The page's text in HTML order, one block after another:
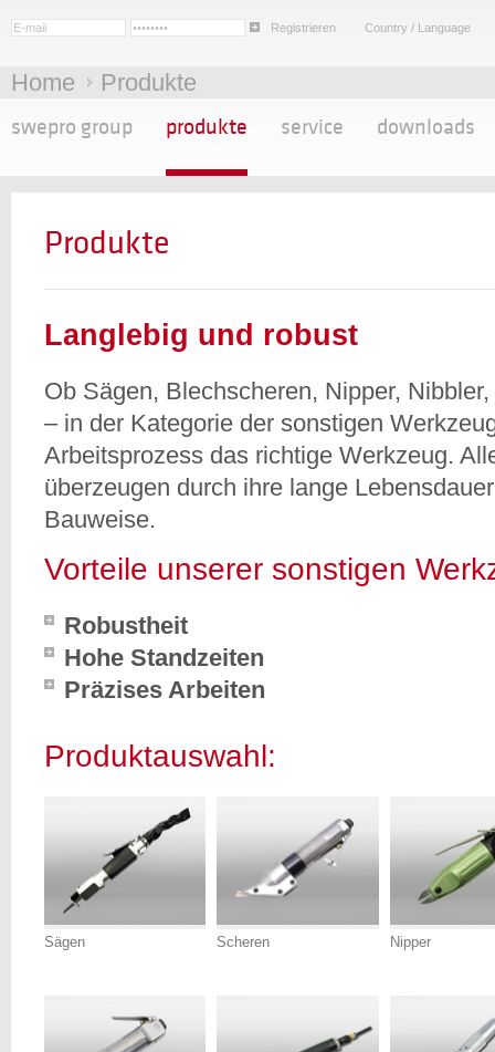
Registrieren Country / Language
Home Produkte
swepro group produkte service downloads
Produkte
Langlebig und robust
Ob Sägen, Blechscheren, Nipper,
– in der Kategorie der sonstigen
Arbeitsprozess das richtige Werkzeug.
überzeugen durch ihre lange
Bauweise.
Vorteile unserer sonstigen
Robustheit
Hohe Standzeiten
Präzises Arbeiten
Produktauswahl:
Sägen Scheren Nipper